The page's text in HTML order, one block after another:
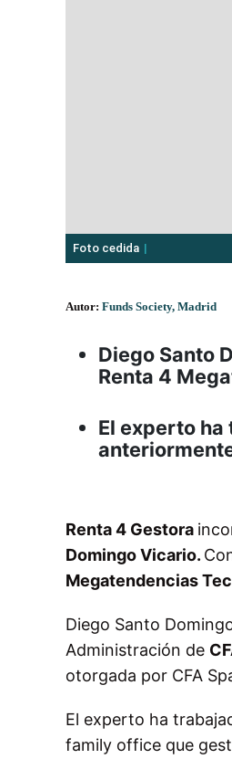
Foto cedida
Autor: Funds Society, Madrid
Diego Santo
Renta 4
El experto
Renta 4 Gestora
Domingo Vicario.
Megatendencias
Diego Santo
Administración de
otorgada por CFA
El experto ha
family office que